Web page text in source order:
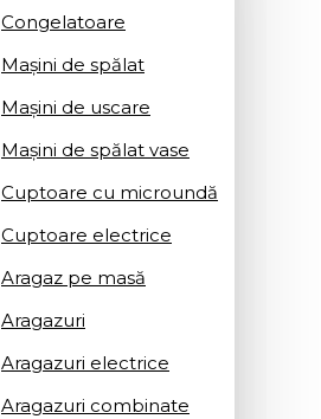
Congelatoare
Mașini de spălat
Mașini de uscare
Mașini de spălat vase
Cuptoare cu microundă
Cuptoare electrice
Aragaz pe masă
Aragazuri
Aragazuri electrice
Aragazuri combinate